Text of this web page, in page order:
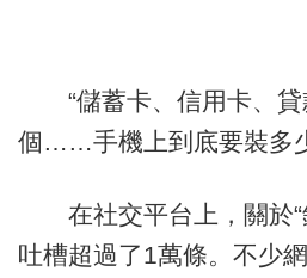
“儲蓄卡、信用卡、貸
個……手機上到底要裝多
在社交平台上，關於“
吐槽超過了1萬條。不少